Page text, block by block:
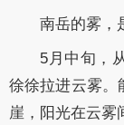
南岳的雾，
5月中旬，
徐徐拉进云雾。
崖，阳光在云雾